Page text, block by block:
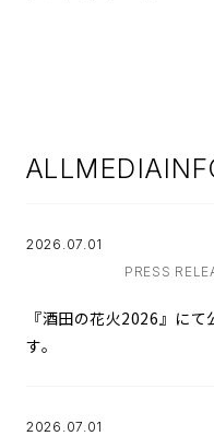
ALLMEDIA
2026.07.01
PRESS
『酒田の花火2026』に
す。
2026.07.01
職種一覧